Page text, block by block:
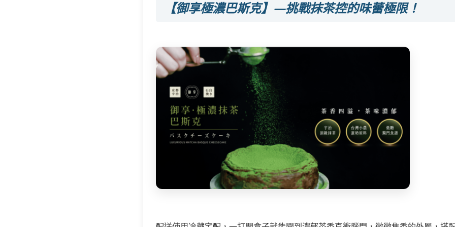
【御享極濃巴斯克】—挑戰抹茶控的味蕾極限！